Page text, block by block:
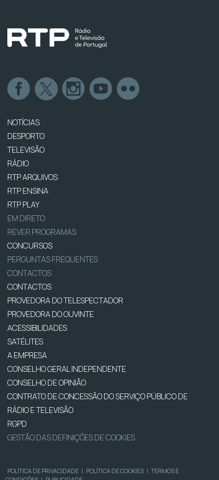
NOTÍCIAS
DESPORTO
TELEVISÃO
RÁDIO
RTP ARQUIVOS
RTP ENSINA
RTP PLAY
EM DIRETO
REVER PROGRAMAS
CONCURSOS
PERGUNTAS FREQUENTES
CONTACTOS
CONTACTOS
PROVEDORA DO TELESPECTADOR
PROVEDORA DO OUVINTE
ACESSIBILIDADES
SATÉLITES
A EMPRESA
CONSELHO GERAL INDEPENDENTE
CONSELHO DE OPINIÃO
CONTRATO DE CONCESSÃO DO SERVIÇO PÚBLICO DE
RÁDIO E TELEVISÃO
RGPD
GESTÃO DAS DEFINIÇÕES DE COOKIES
POLÍTICA DE PRIVACIDADE | POLÍTICA DE COOKIES | TERMOS E